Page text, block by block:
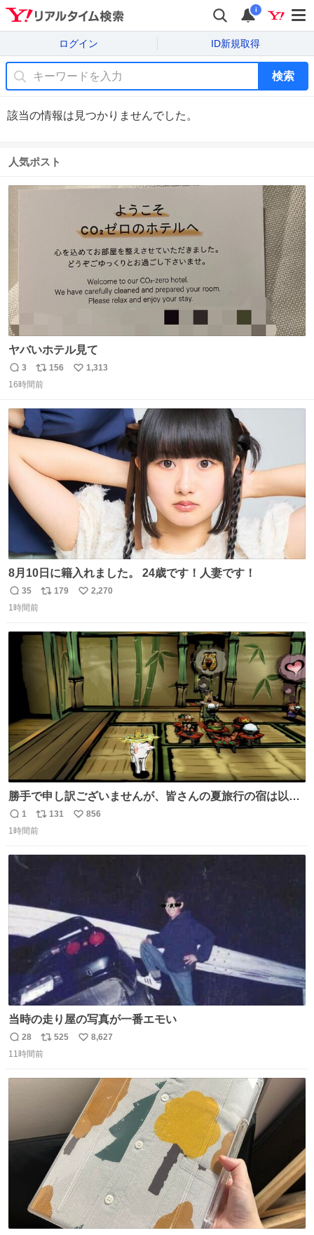
i
ログイン ID新規取得
検索
該当の情報は見つかりませんでした。
人気ポスト
ヤバいホテル見て
返
信
3
リ
ポ
ト
数
156
い
数
1,313
16時間前
8月10日に籍入れました。 24歳です！人妻です！
返
信
35
リ
ト
数
179
い
数
2,270
1時間前
勝手で申し訳ございませんが、皆さんの夏旅行の宿は以下
のルールで決めさせてもらいます！ ←この投稿が1万いい
返
信
1
リ
ポ
131
い
856
1時間前
当時の走り屋の写真が一番エモい
返
信
28
リ
ポ
525
い
8,627
11時間前